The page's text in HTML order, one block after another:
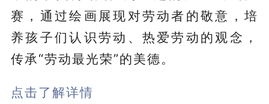
赛，通过绘画展现对劳动者的敬意，培
养孩子们认识劳动、热爱劳动的观念，
传承“劳动最光荣”的美德。
点击了解详情